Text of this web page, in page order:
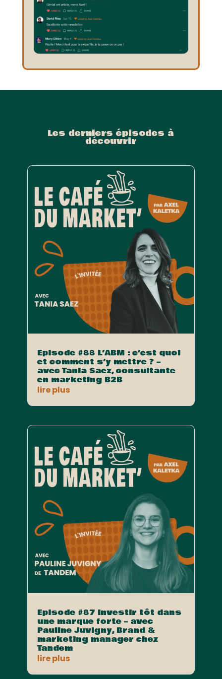
Les derniers épisodes à
découvrir
Episode #88 L’ABM : c’est quoi
et comment s’y mettre ? –
avec Tania Saez, consultante
en marketing B2B
lire plus
Episode #87 Investir tôt dans
une marque forte – avec
Pauline Juvigny, Brand &
marketing manager chez
Tandem
lire plus